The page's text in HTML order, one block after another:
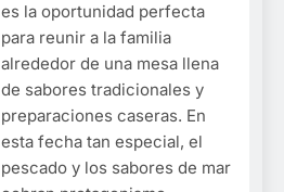
es la oportunidad perfecta
para reunir a la familia
alrededor de una mesa llena
de sabores tradicionales y
preparaciones caseras. En
esta fecha tan especial, el
pescado y los sabores de mar